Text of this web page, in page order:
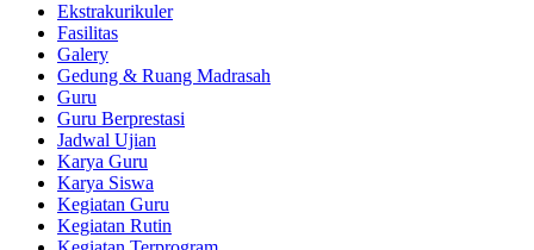
Ekstrakurikuler
Fasilitas
Galery
Gedung & Ruang Madrasah
Guru
Guru Berprestasi
Jadwal Ujian
Karya Guru
Karya Siswa
Kegiatan Guru
Kegiatan Rutin